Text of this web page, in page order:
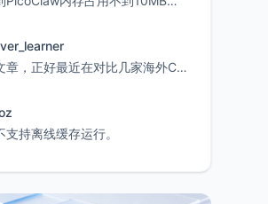
好文章，正好最近在对比几家海外CDN。文中提到CF免费版不支持自定义回源端口和HOST这个痛点太真实
支持离线缓存运行。